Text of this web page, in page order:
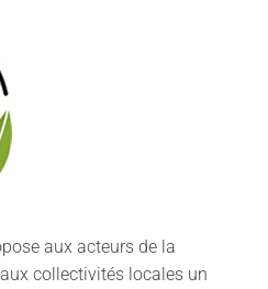
aux acteurs de la
collectivités locales un